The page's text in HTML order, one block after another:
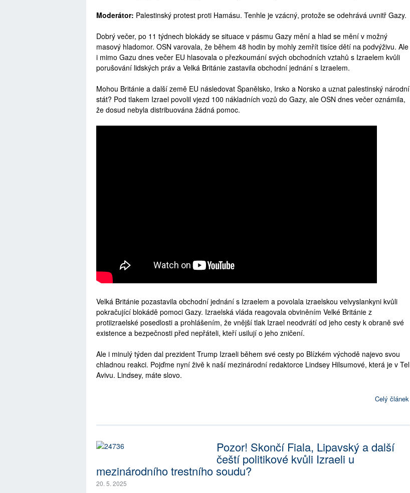
Moderátor: Palestinský protest proti Hamásu. Tenhle je vzácný, protože se odehrává uvnitř Gazy.
Dobrý večer, po 11 týdnech blokády se situace v pásmu Gazy mění a hlad se mění v možný
masový hladomor. OSN varovala, že během 48 hodin by mohly zemřít tisíce dětí na podvýživu. Ale
i mimo Gazu dnes večer EU hlasovala o přezkoumání svých obchodních vztahů s Izraelem kvůli
porušování lidských práv a Velká Británie zastavila obchodní jednání s Izraelem.
Mohou Británie a další země EU následovat Španělsko, Irsko a Norsko a uznat palestinský národní
stát? Pod tlakem Izrael povolil vjezd 100 nákladních vozů do Gazy, ale OSN dnes večer oznámila,
že dosud nebyla distribuována žádná pomoc.
Velká Británie pozastavila obchodní jednání s Izraelem a povolala izraelskou velvyslankyni kvůli
pokračující blokádě pomoci Gazy. Izraelská vláda reagovala obviněním Velké Británie z
protiizraelské posedlosti a prohlášením, že vnější tlak Izrael neodvrátí od jeho cesty k obraně své
existence a bezpečnosti před nepřáteli, kteří usilují o jeho zničení.
Ale i minulý týden dal prezident Trump Izraeli během své cesty po Blízkém východě najevo svou
chladnou reakci. Pojďme nyní živě k naší mezinárodní redaktorce Lindsey Hilsumové, která je v Tel
Avivu. Lindsey, máte slovo.
Celý článek
Pozor! Skončí Fiala, Lipavský a další
čeští politikové kvůli Izraeli u
mezinárodního trestního soudu?
20. 5. 2025